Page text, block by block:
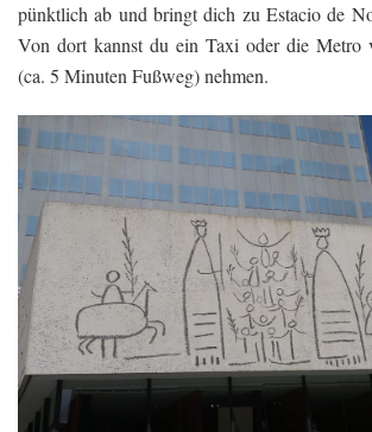
pünktlich ab und bringt dich zu Estacio de
Von dort kannst du ein Taxi oder die
(ca. 5 Minuten Fußweg) nehmen.